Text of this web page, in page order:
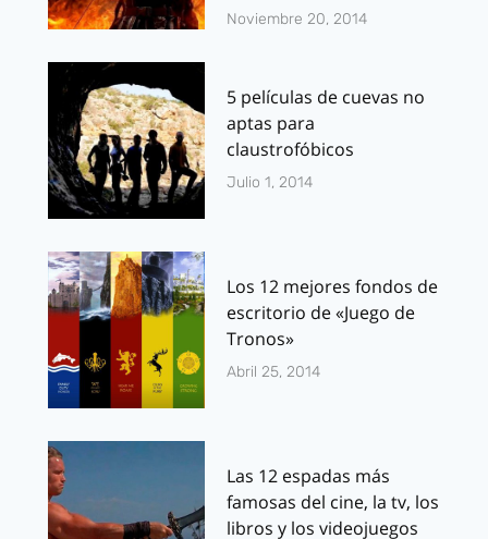
Noviembre 20, 2014
5 películas de cuevas no
aptas para
claustrofóbicos
Julio 1, 2014
Los 12 mejores fondos de
escritorio de «Juego de
Tronos»
Abril 25, 2014
Las 12 espadas más
famosas del cine, la tv, los
libros y los videojuegos